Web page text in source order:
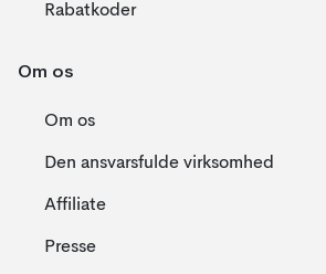
Rabatkoder
Om os
Om os
Den ansvarsfulde virksomhed
Affiliate
Presse